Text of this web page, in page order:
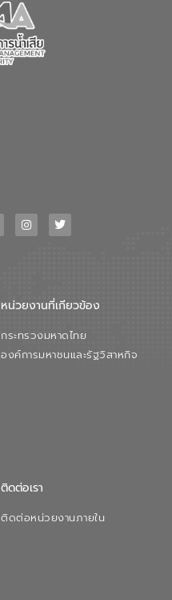
หน่วยงานที่เกียวข้อง
กระทรวงมหาดไทย
องค์การมหาชนและรัฐวิสาหกิจ
ติดต่อเรา
ติดต่อหน่วยงานภายใน